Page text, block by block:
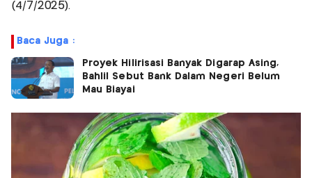
(4/7/2025).
Baca Juga :
Proyek Hilirisasi Banyak Digarap Asing,
Bahlil Sebut Bank Dalam Negeri Belum
Mau Biayai